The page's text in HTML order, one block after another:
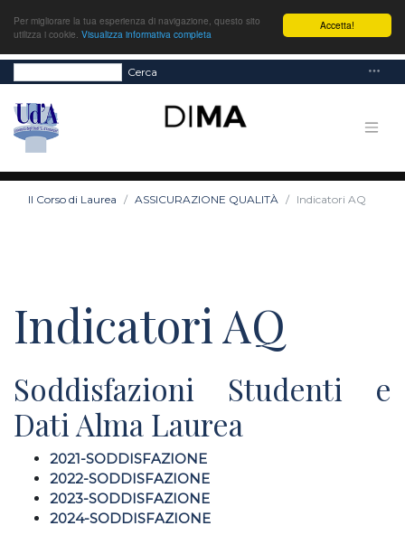
Accetta!
Per migliorare la tua esperienza di navigazione, questo sito
utilizza i cookie. Visualizza informativa completa
Cerca
Il Corso di Laurea ASSICURAZIONE QUALITÀ Indicatori AQ
Indicatori AQ
Soddisfazioni Studenti e
Dati Alma Laurea
2021-SODDISFAZIONE
2022-SODDISFAZIONE
2023-SODDISFAZIONE
2024-SODDISFAZIONE